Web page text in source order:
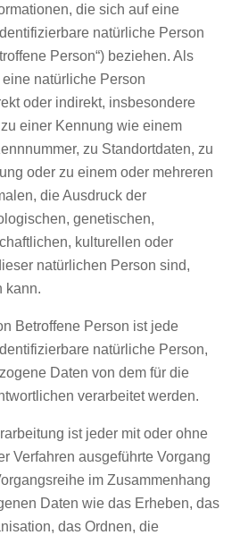
die sich auf eine
natürliche Person
Person“) beziehen. Als
natürliche Person
oder indirekt, insbesondere
einer Kennung wie einem
zu Standortdaten, zu
oder zu einem oder mehreren
die Ausdruck der
genetischen,
kulturellen oder
natürlichen Person sind,
kann.
Betroffene Person ist jede
natürliche Person,
Daten von dem für die
verarbeitet werden.
ist jeder mit oder ohne
Verfahren ausgeführte Vorgang
im Zusammenhang
Daten wie das Erheben, das
das Ordnen, die